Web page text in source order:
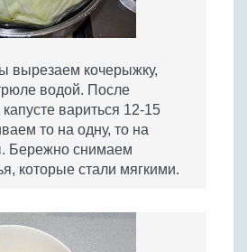
вырезаем кочерыжку,
водой. После
вариться 12-15
то на одну, то на
Бережно снимаем
которые стали мягкими.